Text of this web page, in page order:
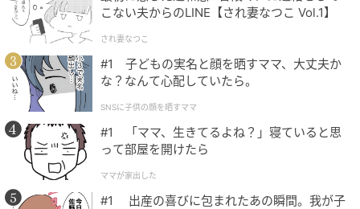
こない夫からのLINE【され妻なつこ Vol.1】
され妻なつこ
#1 子どもの実名と顔を晒すママ、大丈夫か
な？なんて心配していたら。
SNSに子供の顔を晒すママ
#1 「ママ、生きてるよね？」寝ていると思
って部屋を開けたら
ママが家出した
#1 出産の喜びに包まれたあの瞬間。我が子